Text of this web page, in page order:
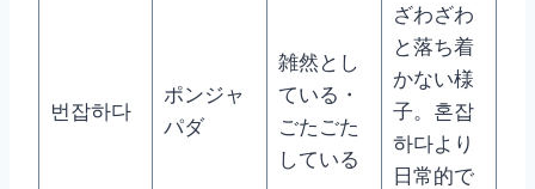
번잡하다
ポンジャ
パダ
雑然とし
ている・
ごたごた
している
ざわざわ
と落ち着
かない様
子。혼잡
하다より
日常的で